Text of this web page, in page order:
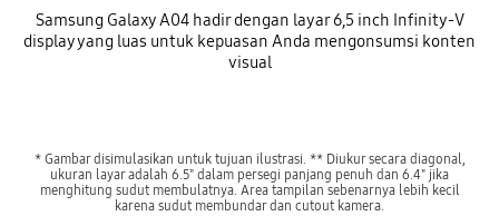
Samsung Galaxy A04 hadir dengan layar 6,5 inch Infinity-V
display yang luas untuk kepuasan Anda mengonsumsi konten
visual
* Gambar disimulasikan untuk tujuan ilustrasi. ** Diukur secara diagonal,
ukuran layar adalah 6.5" dalam persegi panjang penuh dan 6.4" jika
menghitung sudut membulatnya. Area tampilan sebenarnya lebih kecil
karena sudut membundar dan cutout kamera.